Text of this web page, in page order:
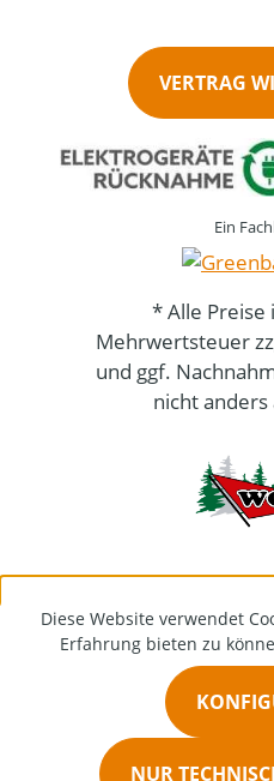
VERTRAG
Ein
* Alle Preise
Mehrwertsteuer
und ggf.
nicht anders
Diese Website verwendet
Erfahrung bieten zu
NUR